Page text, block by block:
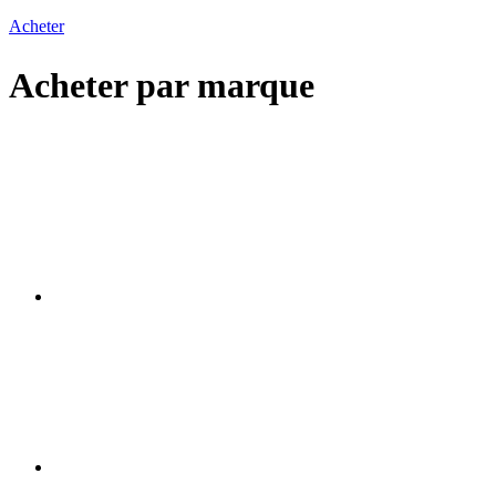
Acheter
Acheter par marque